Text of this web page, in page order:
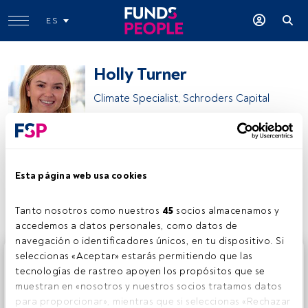
Esta página web usa cookies
Tanto nosotros como nuestros 45 socios almacenamos y
accedemos a datos personales, como datos de
navegación o identificadores únicos, en tu dispositivo. Si
seleccionas «Aceptar» estarás permitiendo que las
tecnologías de rastreo apoyen los propósitos que se
muestran en «nosotros y nuestros socios tratamos datos
para proporcionar», mientras que si seleccionas «Rechazar
ES
Holly Turner
Climate Specialist, Schroders Capital
Compartir:
Este es un artículo exclusivo para los usuarios registrados
de FundsPeople. Si ya estás registrado, accede desde el
botón Login. Si aún no tienes cuenta, te invitamos a
registrarte y disfrutar de todo el universo que ofrece